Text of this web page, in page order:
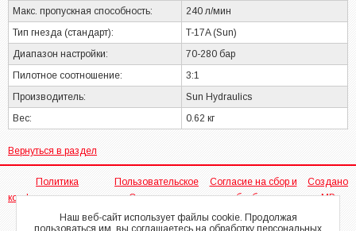
Макс. пропускная способность:
240 л/мин
Тип гнезда (стандарт):
T-17A (Sun)
Диапазон настройки:
70-280 бар
Пилотное соотношение:
3:1
Производитель:
Sun Hydraulics
Вес:
0.62 кг
Вернуться в раздел
Политика
конфиденциальности
Пользовательское
Соглашение
Согласие на сбор и
обработку
персональных
Создано
МР
Наш веб-сайт использует файлы cookie. Продолжая
пользоваться им, вы соглашаетесь на обработку персональных